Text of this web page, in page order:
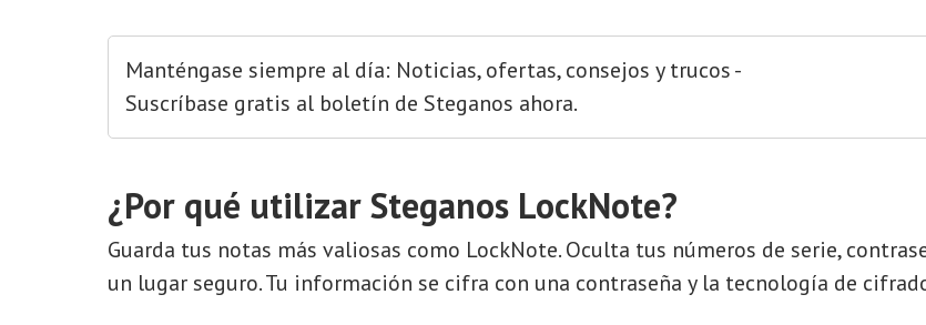
Manténgase siempre al día: Noticias, ofertas, consejos y trucos -
Suscríbase gratis al boletín de Steganos ahora.
¿Por qué utilizar Steganos LockNote?
Guarda tus notas más valiosas como LockNote. Oculta tus números de serie,
un lugar seguro. Tu información se cifra con una contraseña y la tecnología de